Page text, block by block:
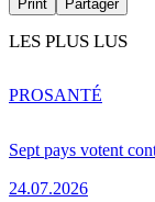
Print Partager
LES PLUS LUS
Sept pays votent
24.07.2026
PROSANTÉ